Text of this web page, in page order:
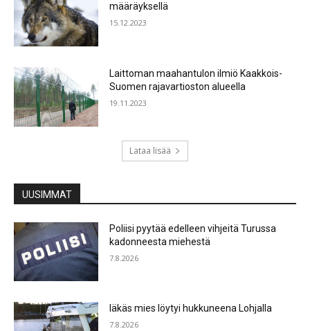
määräyksellä
15.12.2023
Laittoman maahantulon ilmiö Kaakkois-
Suomen rajavartioston alueella
19.11.2023
Lataa lisää
UUSIMMAT
Poliisi pyytää edelleen vihjeitä Turussa
kadonneesta miehestä
7.8.2026
Iäkäs mies löytyi hukkuneena Lohjalla
7.8.2026